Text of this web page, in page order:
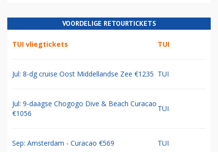
VOORDELIGE RETOURTICKETS
TUI vliegtickets TUI
Jul: 8-dg cruise Oost Middellandse Zee €1235 TUI
Jul: 9-daagse Chogogo Dive & Beach Curacao
€1056
TUI
Sep: Amsterdam - Curacao €569 TUI